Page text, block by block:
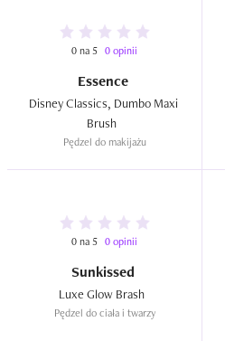
0 na 5 0 opinii
Essence
Disney Classics, Dumbo Maxi
Pędzel do makijażu
0 na 5 0 opinii
Sunkissed
Pędzel do ciała i twarzy